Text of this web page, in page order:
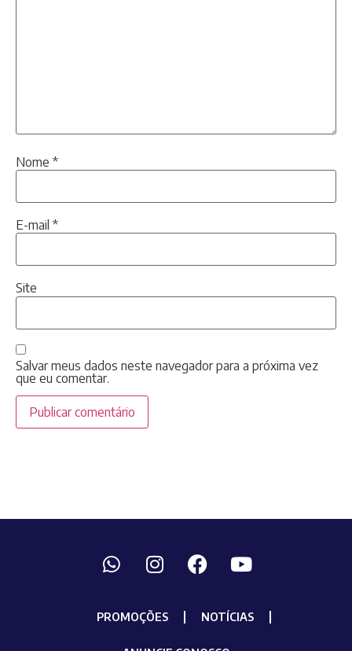
Nome *
E-mail *
Site
Salvar meus dados neste navegador para a próxima vez
que eu comentar.
PROMOÇÕES NOTÍCIAS